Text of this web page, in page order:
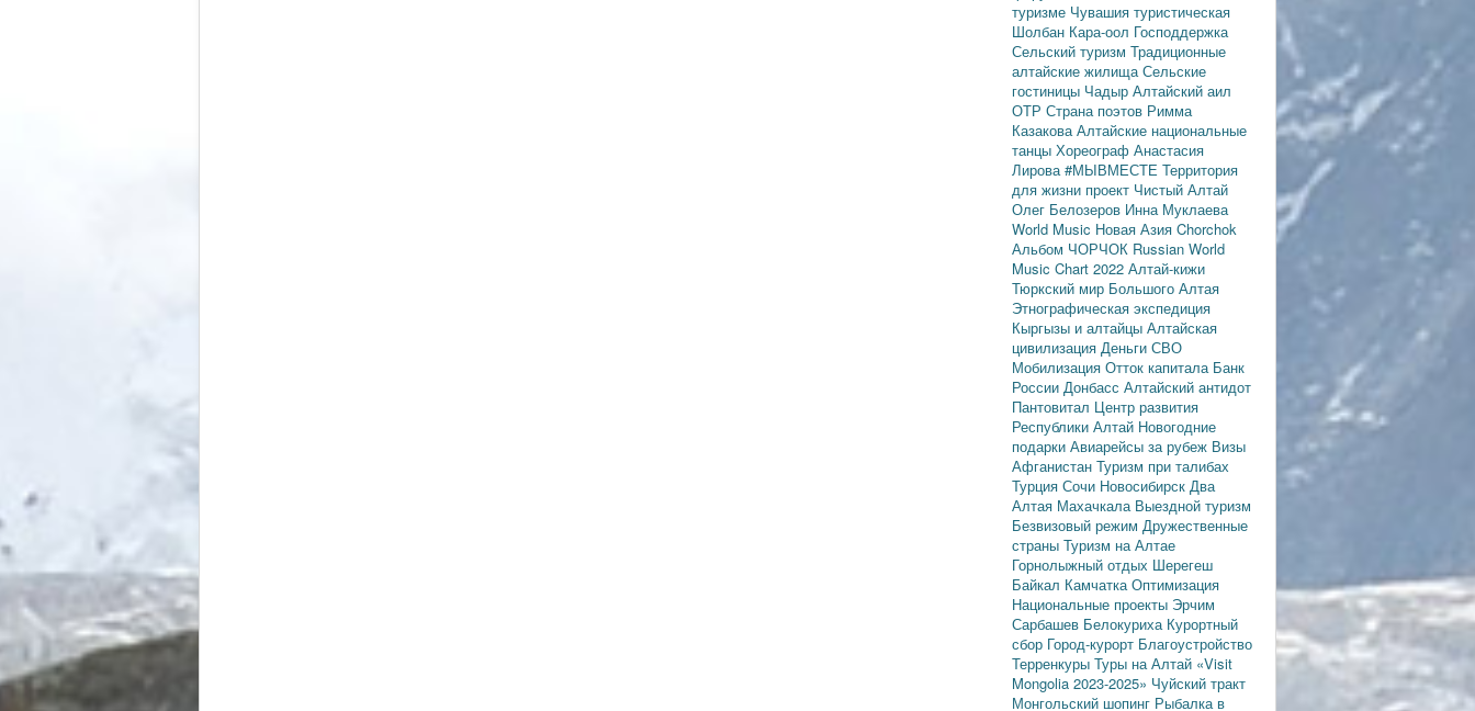
туризме Чувашия туристическая
Шолбан Кара-оол Господдержка
Сельский туризм Традиционные
алтайские жилищаСельские
гостиницы Чадыр Алтайский аил
ОТР Страна поэтов Римма
КазаковаАлтайские национальные
танцы Хореограф Анастасия
Лирова#МЫВМЕСТЕ Территория
для жизни проект Чистый Алтай
Олег Белозеров Инна Муклаева
World Music Новая Азия Chorchok
Альбом ЧОРЧОК Russian World
Music Chart 2022 Алтай-кижи
Тюркский мир Большого Алтая
Этнографическая экспедиция
Кыргызы и алтайцы Алтайская
цивилизация Деньги СВО
Мобилизация Отток капитала Банк
России Донбасс Алтайский антидот
Пантовитал Центр развития
Республики Алтай Новогодние
подарки Авиарейсы за рубеж Визы
Афганистан Туризм при талибах
Турция Сочи Новосибирск Два
Алтая Махачкала Выездной туризм
Безвизовый режим Дружественные
страны Туризм на Алтае
Горнолыжный отдых Шерегеш
Байкал КамчаткаОптимизация
Национальные проекты Эрчим
Сарбашев Белокуриха Курортный
сбор Город-курорт Благоустройство
Терренкуры Туры на Алтай «Visit
Mongolia 2023-2025» Чуйский тракт
Монгольский шопинг Рыбалка в